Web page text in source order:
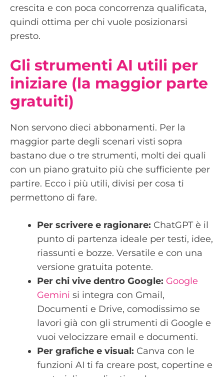
crescita e con poca concorrenza qualificata,
quindi ottima per chi vuole posizionarsi
presto.
Gli strumenti AI utili per
iniziare (la maggior parte
gratuiti)
Non servono dieci abbonamenti. Per la
maggior parte degli scenari visti sopra
bastano due o tre strumenti, molti dei quali
con un piano gratuito più che sufficiente per
partire. Ecco i più utili, divisi per cosa ti
permettono di fare.
Per scrivere e ragionare: ChatGPT è il
punto di partenza ideale per testi, idee,
riassunti e bozze. Versatile e con una
versione gratuita potente.
Per chi vive dentro Google: Google
Gemini si integra con Gmail,
Documenti e Drive, comodissimo se
lavori già con gli strumenti di Google e
vuoi velocizzare email e documenti.
Per grafiche e visual: Canva con le
funzioni AI ti fa creare post, copertine e